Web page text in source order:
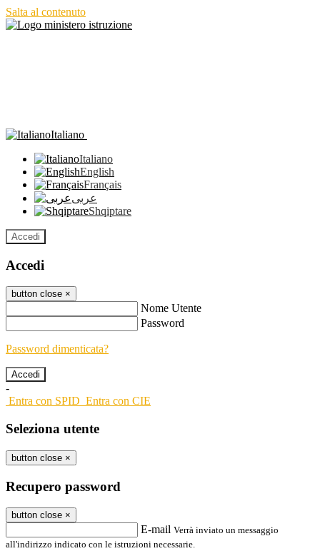
Salta al contenuto
Italiano
Italiano
English
Français
عربى
Shqiptare
Accedi
Accedi
button close ×
Nome Utente
Password
Password dimenticata?
-
Entra con SPID Entra con CIE
Seleziona utente
button close ×
Recupero password
button close ×
E-mail Verrà inviato un messaggio
all'indirizzo indicato con le istruzioni necessarie.